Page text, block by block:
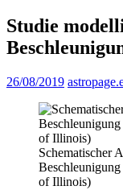
Studie
26/08/2019
Schematischer
of Illinois)